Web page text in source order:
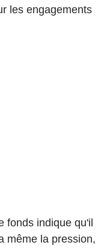
les engagements
fonds indique qu'il
même la pression,